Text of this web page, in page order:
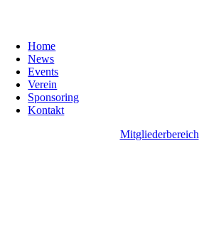
Home
News
Events
Verein
Sponsoring
Kontakt
Mitgliederbereich